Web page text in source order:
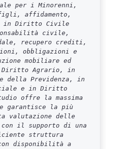
per i Minorenni,
affidamento,
in Diritto Civile
civile,
recupero crediti,
obbligazioni e
mobiliare ed
Diritto Agrario, in
della Previdenza, in
e in Diritto
offre la massima
garantisce la più
valutazione delle
il supporto di una
struttura
disponibilità a